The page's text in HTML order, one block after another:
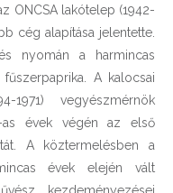
ONCSA lakótelep (1942-
cég alapítása jelentette.
nyomán a harmincas
A kalocsai
1971) vegyészmérnök
as évek végén az első
A köztermelésben a
évek elején vált